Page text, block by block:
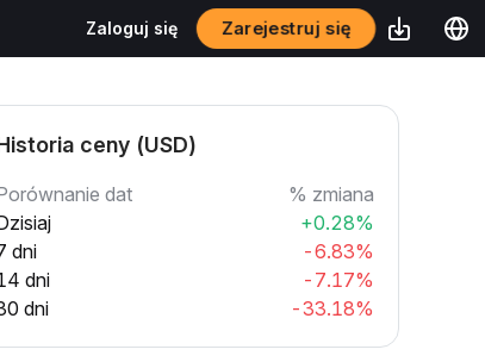
Zaloguj się Zarejestruj się
ceny (USD)
dat
% zmiana
+0.28%
dni
-6.83%
dni
-7.17%
dni
-33.18%